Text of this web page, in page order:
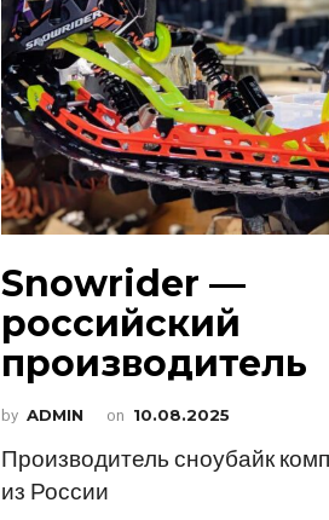
Snowrider —
российский
производитель
by ADMIN on 10.08.2025
Производитель сноубайк
из России